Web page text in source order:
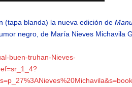
(tapa blanda) la nueva edición de
negro, de María Nieves Michavila
buen-truhan-Nieves-